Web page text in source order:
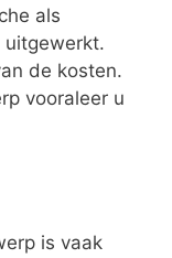
als
uitgewerkt.
de kosten.
vooraleer u
is vaak